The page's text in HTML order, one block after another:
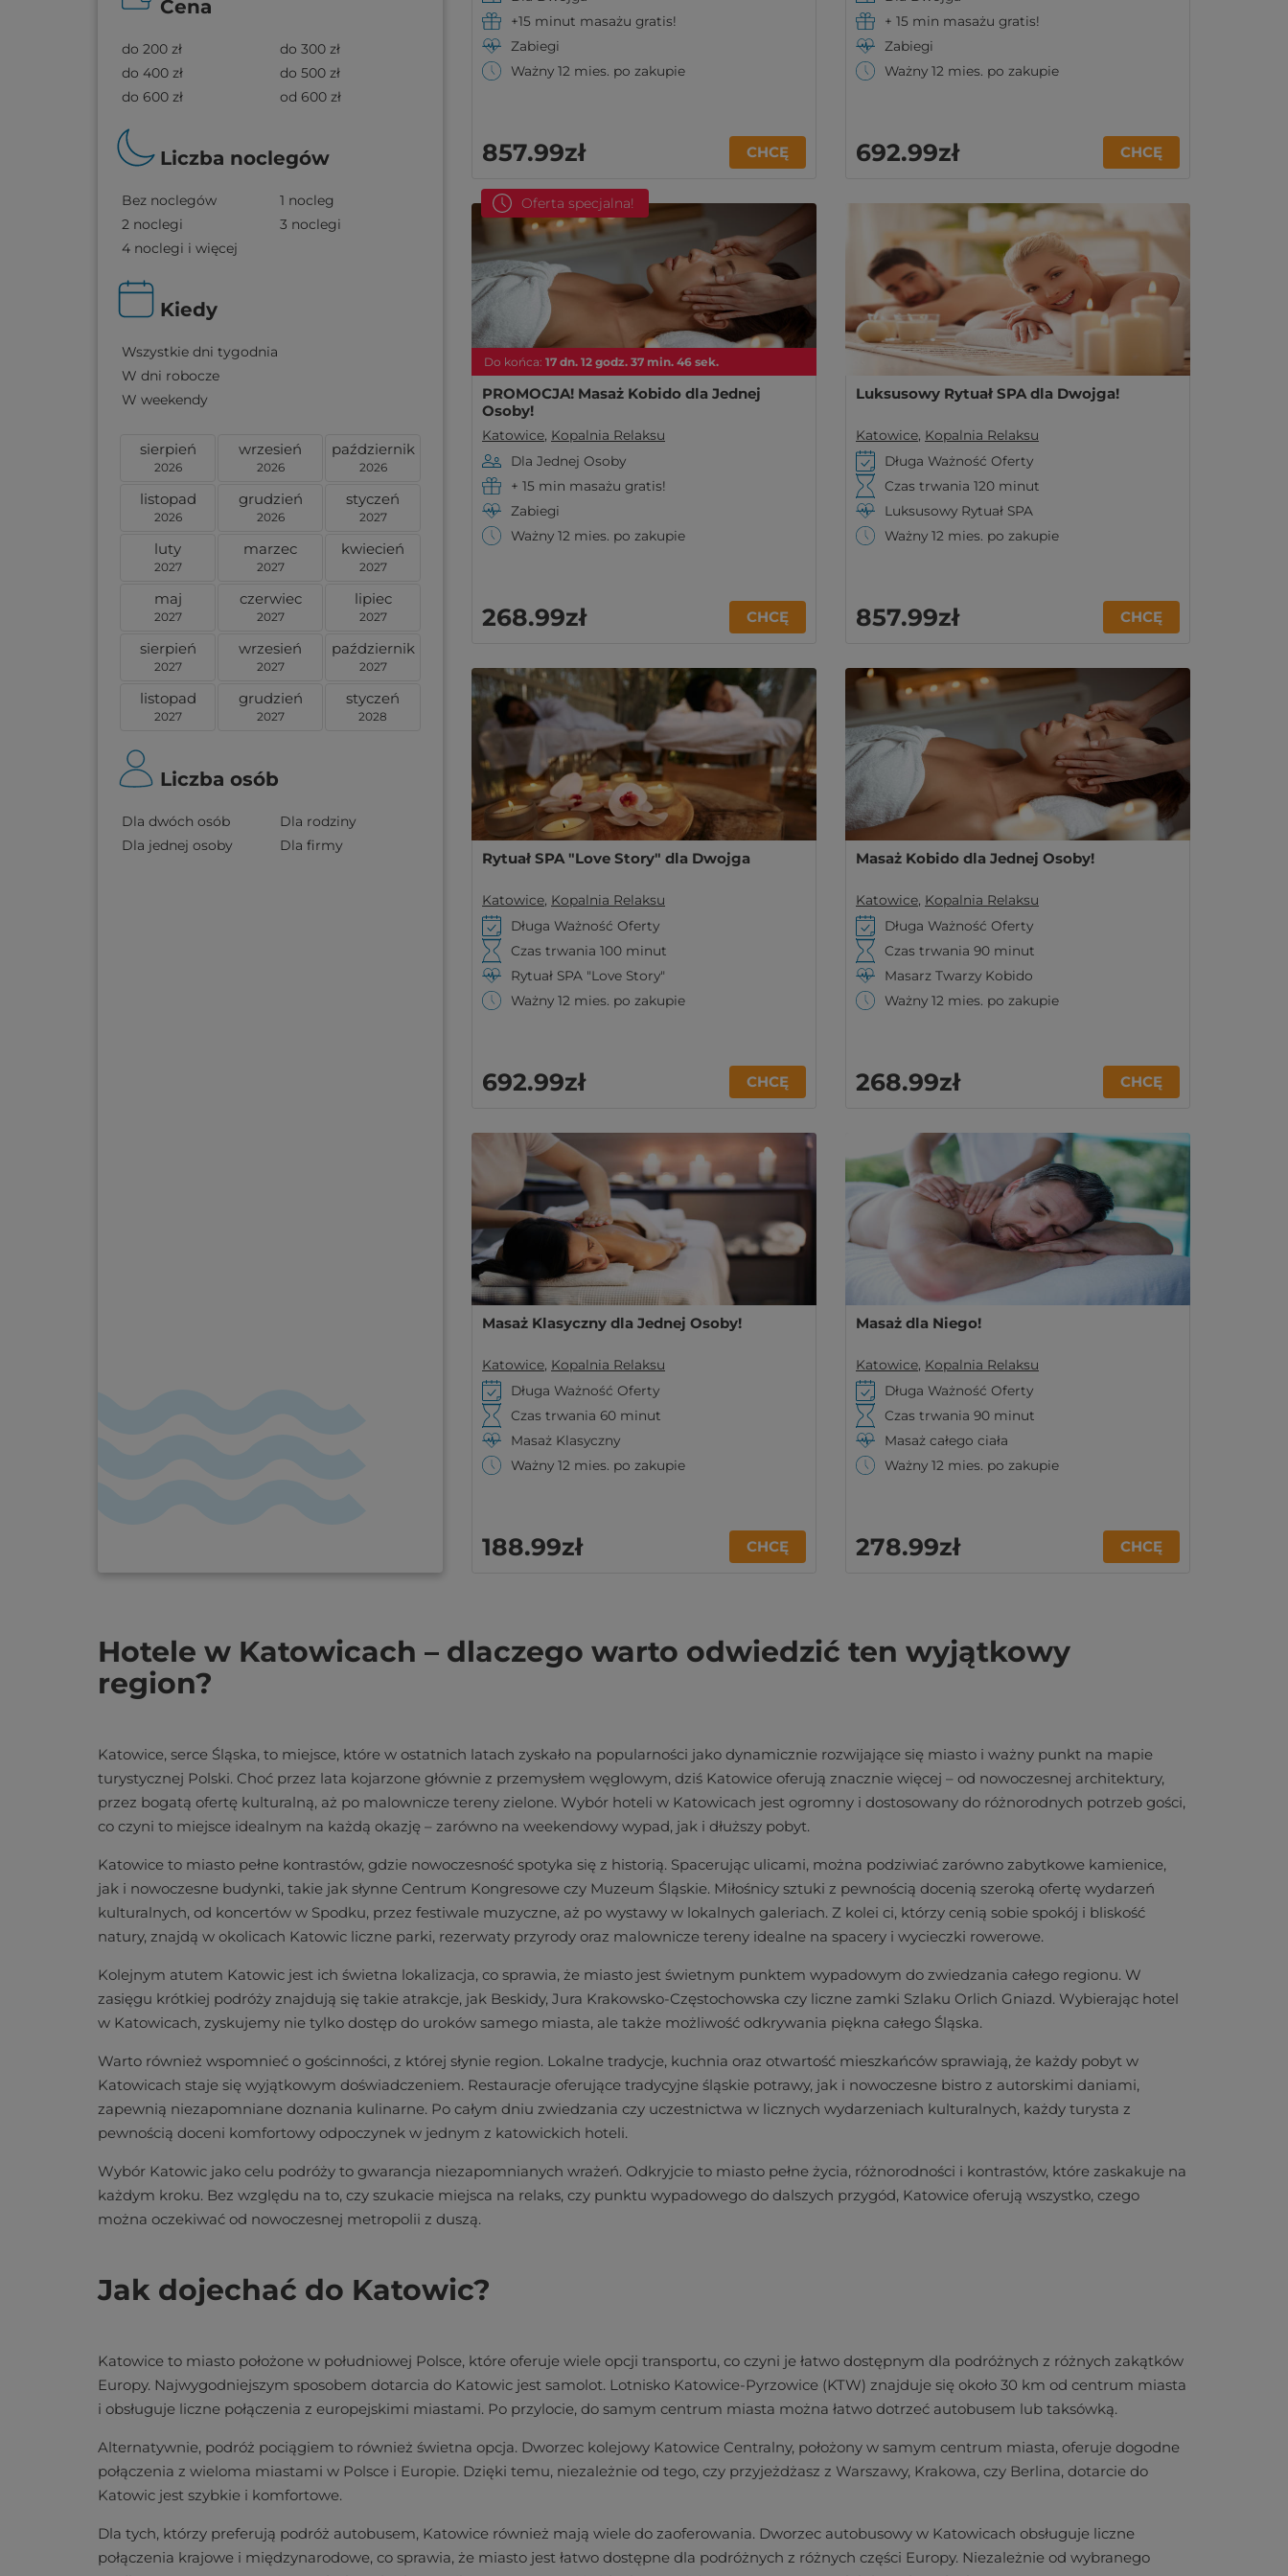
Cena
do 200 zł
do 300 zł
do 400 zł
do 500 zł
do 600 zł
od 600 zł
Liczba noclegów
Bez noclegów
1 nocleg
2 noclegi
3 noclegi
4 noclegi i więcej
Kiedy
Wszystkie dni tygodnia
W dni robocze
W weekendy
sierpień
2026
wrzesień
2026
październik
2026
listopad
2026
grudzień
2026
styczeń
2027
luty
2027
marzec
2027
kwiecień
2027
maj
2027
czerwiec
2027
lipiec
2027
sierpień
2027
wrzesień
2027
październik
2027
listopad
2027
grudzień
2027
styczeń
2028
Liczba osób
Dla dwóch osób
Dla rodziny
Dla jednej osoby
Dla firmy
+15 minut masażu gratis!
Zabiegi
Ważny 12 mies. po zakupie
857.99zł CHCĘ
+ 15 min masażu gratis!
Zabiegi
Ważny 12 mies. po zakupie
692.99zł CHCĘ
Do końca: 17 dn. 12 godz. 37 min. 44 sek.
Oferta specjalna!
PROMOCJA! Masaż Kobido dla Jednej
Osoby!
Katowice, Kopalnia Relaksu
Dla Jednej Osoby
+ 15 min masażu gratis!
Zabiegi
Ważny 12 mies. po zakupie
268.99zł CHCĘ
Luksusowy Rytuał SPA dla Dwojga!
Katowice, Kopalnia Relaksu
Długa Ważność Oferty
Czas trwania 120 minut
Luksusowy Rytuał SPA
Ważny 12 mies. po zakupie
857.99zł CHCĘ
Rytuał SPA "Love Story" dla Dwojga
Katowice, Kopalnia Relaksu
Długa Ważność Oferty
Czas trwania 100 minut
Rytuał SPA "Love Story"
Ważny 12 mies. po zakupie
692.99zł CHCĘ
Masaż Kobido dla Jednej Osoby!
Katowice, Kopalnia Relaksu
Długa Ważność Oferty
Czas trwania 90 minut
Masarz Twarzy Kobido
Ważny 12 mies. po zakupie
268.99zł CHCĘ
Masaż Klasyczny dla Jednej Osoby!
Katowice, Kopalnia Relaksu
Długa Ważność Oferty
Czas trwania 60 minut
Masaż Klasyczny
Ważny 12 mies. po zakupie
188.99zł CHCĘ
Masaż dla Niego!
Katowice, Kopalnia Relaksu
Długa Ważność Oferty
Czas trwania 90 minut
Masaż całego ciała
Ważny 12 mies. po zakupie
278.99zł CHCĘ
Hotele w Katowicach – dlaczego warto odwiedzić ten wyjątkowy
region?
Katowice, serce Śląska, to miejsce, które w ostatnich latach zyskało na popularności jako dynamicznie rozwijające się miasto i ważny punkt na mapie
turystycznej Polski. Choć przez lata kojarzone głównie z przemysłem węglowym, dziś Katowice oferują znacznie więcej – od nowoczesnej architektury,
przez bogatą ofertę kulturalną, aż po malownicze tereny zielone. Wybór hoteli w Katowicach jest ogromny i dostosowany do różnorodnych potrzeb gości,
co czyni to miejsce idealnym na każdą okazję – zarówno na weekendowy wypad, jak i dłuższy pobyt.
Katowice to miasto pełne kontrastów, gdzie nowoczesność spotyka się z historią. Spacerując ulicami, można podziwiać zarówno zabytkowe kamienice,
jak i nowoczesne budynki, takie jak słynne Centrum Kongresowe czy Muzeum Śląskie. Miłośnicy sztuki z pewnością docenią szeroką ofertę wydarzeń
kulturalnych, od koncertów w Spodku, przez festiwale muzyczne, aż po wystawy w lokalnych galeriach. Z kolei ci, którzy cenią sobie spokój i bliskość
natury, znajdą w okolicach Katowic liczne parki, rezerwaty przyrody oraz malownicze tereny idealne na spacery i wycieczki rowerowe.
Kolejnym atutem Katowic jest ich świetna lokalizacja, co sprawia, że miasto jest świetnym punktem wypadowym do zwiedzania całego regionu. W
zasięgu krótkiej podróży znajdują się takie atrakcje, jak Beskidy, Jura Krakowsko-Częstochowska czy liczne zamki Szlaku Orlich Gniazd. Wybierając hotel
w Katowicach, zyskujemy nie tylko dostęp do uroków samego miasta, ale także możliwość odkrywania piękna całego Śląska.
Warto również wspomnieć o gościnności, z której słynie region. Lokalne tradycje, kuchnia oraz otwartość mieszkańców sprawiają, że każdy pobyt w
Katowicach staje się wyjątkowym doświadczeniem. Restauracje oferujące tradycyjne śląskie potrawy, jak i nowoczesne bistro z autorskimi daniami,
zapewnią niezapomniane doznania kulinarne. Po całym dniu zwiedzania czy uczestnictwa w licznych wydarzeniach kulturalnych, każdy turysta z
pewnością doceni komfortowy odpoczynek w jednym z katowickich hoteli.
Wybór Katowic jako celu podróży to gwarancja niezapomnianych wrażeń. Odkryjcie to miasto pełne życia, różnorodności i kontrastów, które zaskakuje na
każdym kroku. Bez względu na to, czy szukacie miejsca na relaks, czy punktu wypadowego do dalszych przygód, Katowice oferują wszystko, czego
można oczekiwać od nowoczesnej metropolii z duszą.
Jak dojechać do Katowic?
Katowice to miasto położone w południowej Polsce, które oferuje wiele opcji transportu, co czyni je łatwo dostępnym dla podróżnych z różnych zakątków
Europy. Najwygodniejszym sposobem dotarcia do Katowic jest samolot. Lotnisko Katowice-Pyrzowice (KTW) znajduje się około 30 km od centrum miasta
i obsługuje liczne połączenia z europejskimi miastami. Po przylocie, do samym centrum miasta można łatwo dotrzeć autobusem lub taksówką.
Alternatywnie, podróż pociągiem to również świetna opcja. Dworzec kolejowy Katowice Centralny, położony w samym centrum miasta, oferuje dogodne
połączenia z wieloma miastami w Polsce i Europie. Dzięki temu, niezależnie od tego, czy przyjeżdżasz z Warszawy, Krakowa, czy Berlina, dotarcie do
Katowic jest szybkie i komfortowe.
Dla tych, którzy preferują podróż autobusem, Katowice również mają wiele do zaoferowania. Dworzec autobusowy w Katowicach obsługuje liczne
połączenia krajowe i międzynarodowe, co sprawia, że miasto jest łatwo dostępne dla podróżnych z różnych części Europy. Niezależnie od wybranego